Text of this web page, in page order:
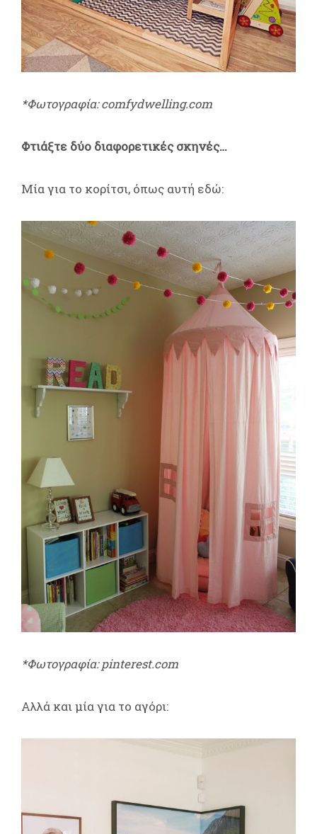
*Φωτογραφία: comfydwelling.com
Φτιάξτε δύο διαφορετικές σκηνές…
Μία για το κορίτσι, όπως αυτή εδώ:
*Φωτογραφία: pinterest.com
Αλλά και μία για το αγόρι: